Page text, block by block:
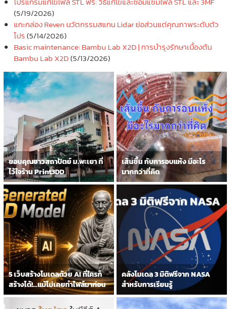
(5/19/2026)
แกะกล่อง Reven นวัตกรรมสแกน Lidar ย่อส่วนแต่คุณภาพระดับตัว
โปร(5/14/2026)
Basic maintenance: Bambu Lab X2D | การบำรุงรักษาเบื้องต้น
Bambu Lab X2D(5/13/2026)
ขอบคุณชาวสถาปัตย์ ม.พะเยา ที่
ไว้ใจร้าน Print3DD
เส้นชื้น กับการอบแห้ง มีอะไร
มากกว่าที่คิด
5 เว็บสร้างโมเดลด้วย AI ที่ใครก็
สร้างได้!…แม้ไม่เคยทำไฟล์มาก่อน
คลังโมเดล 3 มิติฟรีจาก NASA
สำหรับการเรียนรู้